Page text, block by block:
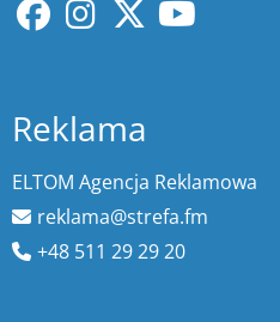
Reklama
ELTOM Agencja Reklamowa
reklama@strefa.fm
+48 511 29 29 20